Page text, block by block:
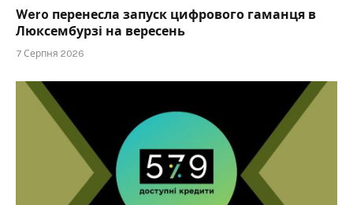
Wero перенесла запуск цифрового гаманця в
Люксембурзі на вересень
7 Серпня 2026